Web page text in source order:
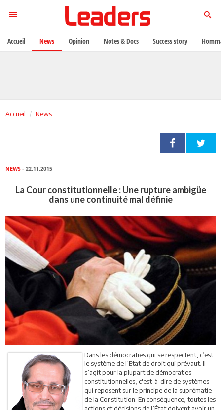
Accueil News
NEWS - 22.11.2015
La Cour constitutionnelle : Une rupture ambigüe
dans une continuité mal définie
Dans les démocraties qui se respectent, c’est
le système de l’Etat de droit qui prévaut. Il
s’agit pour la plupart de démocraties
constitutionnelles, c'est-à-dire de systèmes
qui reposent sur le principe de la suprématie
de la Constitution. En conséquence, toutes les
actions et décisions de l’État doivent avoir un
Accueil News Opinion Notes & Docs Success story